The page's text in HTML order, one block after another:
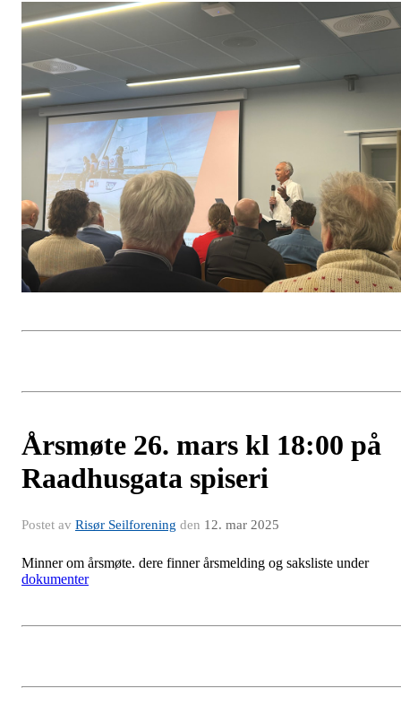
Årsmøte 26. mars kl 18:00 på
Raadhusgata spiseri
Postet av Risør Seilforening den 12. mar 2025
Minner om årsmøte. dere finner årsmelding og saksliste under
dokumenter